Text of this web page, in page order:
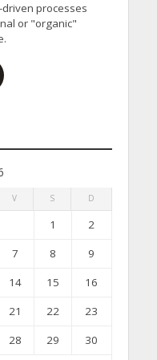
processes
or "organic"
V S D
1
2
7 8
9
14 15
16
21 22
23
28 29
30